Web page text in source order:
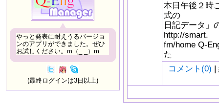
やっと発表に耐えうるバージョ
ンのアプリができました。ぜひ
お試しください。m（_ _）m
(最終ログインは3日以上)
本日午後２時
式の
日記データ」
http://smart.
fm/home Q-
た
コメント(0) |